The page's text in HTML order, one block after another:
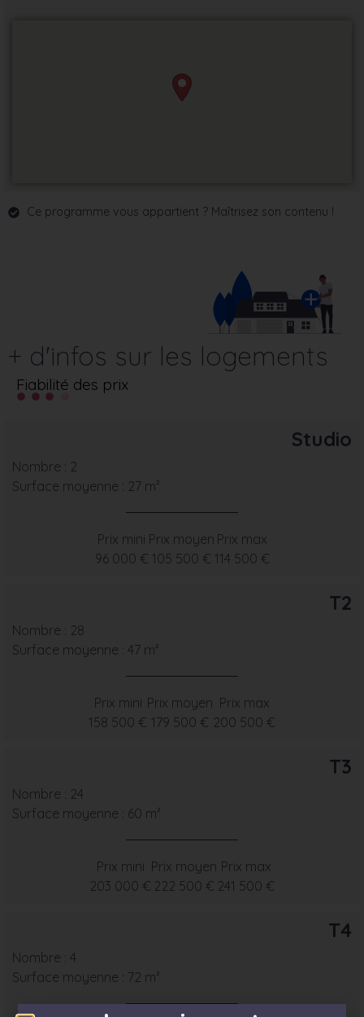
Ce programme vous appartient ? Maîtrisez son contenu !
+ d'infos sur les logements
Fiabilité des prix
Studio
Nombre : 2
Surface moyenne : 27 m²
Prix mini
96 000 €
Prix moyen
105 500 €
Prix max
114 500 €
T2
Nombre : 28
Surface moyenne : 47 m²
Prix mini
158 500 €
Prix moyen
179 500 €
Prix max
200 500 €
T3
Nombre : 24
Surface moyenne : 60 m²
Prix mini
203 000 €
Prix moyen
222 500 €
Prix max
241 500 €
T4
Nombre : 4
Surface moyenne : 72 m²